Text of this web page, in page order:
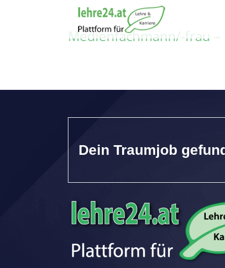
Medienfachmann/-frau
Dein Traumjob